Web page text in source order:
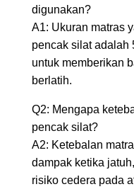
digunakan?
A1: Ukuran matras
pencak silat adalah
untuk memberikan
berlatih.
Q2: Mengapa
pencak silat?
A2: Ketebalan
dampak ketika
risiko cedera pada